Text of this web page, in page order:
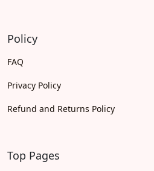
Policy
FAQ
Privacy Policy
Refund and Returns Policy
Top Pages